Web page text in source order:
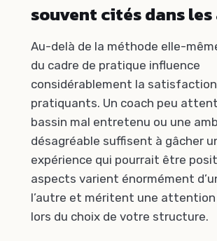
souvent cités dans les
Au-delà de la méthode elle-
du cadre de pratique influence
considérablement la
pratiquants. Un coach peu
bassin mal entretenu ou une
désagréable suffisent à gâcher
expérience qui pourrait être
aspects varient énormément
l’autre et méritent une
lors du choix de votre structure.